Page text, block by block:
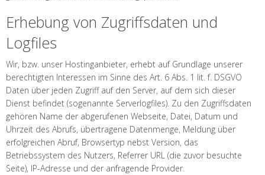
Erhebung von Zugriffsdaten und
Logfiles
Wir, bzw. unser Hostinganbieter, erhebt auf Grundlage unserer
berechtigten Interessen im Sinne des Art. 6 Abs. 1 lit. f. DSGVO
Daten über jeden Zugriff auf den Server, auf dem sich dieser
Dienst befindet (sogenannte Serverlogfiles). Zu den Zugriffsdaten
gehören Name der abgerufenen Webseite, Datei, Datum und
Uhrzeit des Abrufs, übertragene Datenmenge, Meldung über
erfolgreichen Abruf, Browsertyp nebst Version, das
Betriebssystem des Nutzers, Referrer URL (die zuvor besuchte
Seite), IP-Adresse und der anfragende Provider.